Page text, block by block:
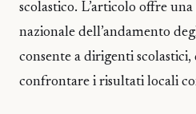
scolastico. L’articolo offre
nazionale dell’andamento
consente a dirigenti
confrontare i risultati locali